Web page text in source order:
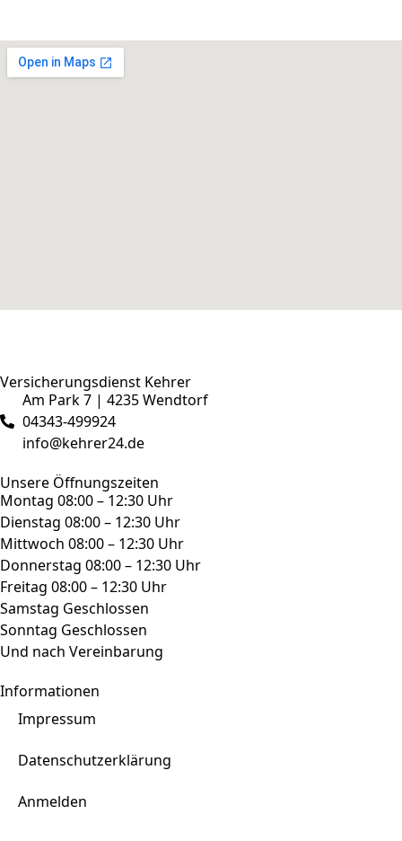
Versicherungsdienst Kehrer
Am Park 7 | 4235 Wendtorf
04343-499924
info@kehrer24.de
Unsere Öffnungszeiten
Montag 08:00 – 12:30 Uhr
Dienstag 08:00 – 12:30 Uhr
Mittwoch 08:00 – 12:30 Uhr
Donnerstag 08:00 – 12:30 Uhr
Freitag 08:00 – 12:30 Uhr
Samstag Geschlossen
Sonntag Geschlossen
Und nach Vereinbarung
Informationen
Impressum
Datenschutzerklärung
Anmelden